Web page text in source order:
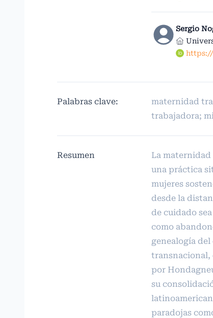
Sergio
https://
Palabras clave:
maternidad
trabajadora;
Resumen
La
una práctica
mujeres
desde la
de cuidado
como
genealogía
transnacional,
por
su
paradojas